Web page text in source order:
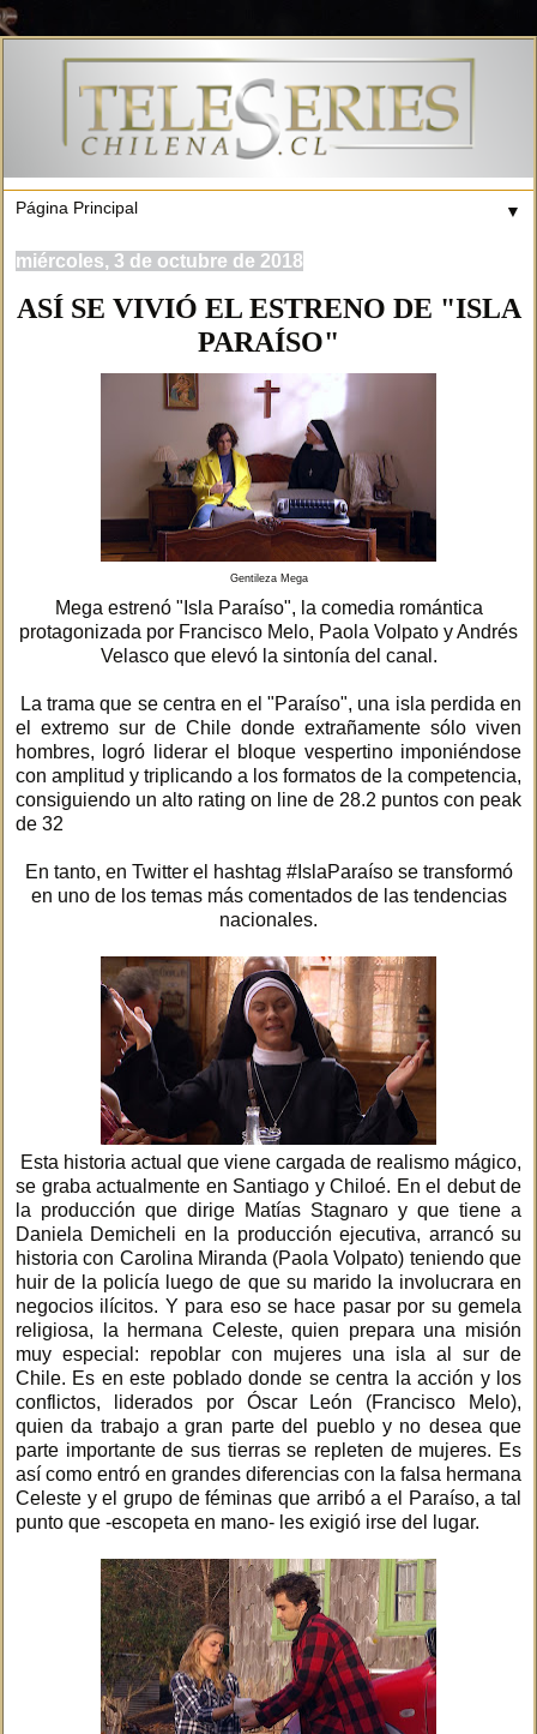
▼
miércoles, 3 de octubre de 2018
ASÍ SE VIVIÓ EL ESTRENO DE "ISLA
PARAÍSO"
Gentileza Mega
Mega estrenó "Isla Paraíso", la comedia romántica
protagonizada por Francisco Melo, Paola Volpato y Andrés
Velasco que elevó la sintonía del canal.
La trama que se centra en el "Paraíso", una isla perdida en
el extremo sur de Chile donde extrañamente sólo viven
hombres, logró liderar el bloque vespertino imponiéndose
con amplitud y triplicando a los formatos de la competencia,
consiguiendo un alto rating on line de 28.2 puntos con peak
de 32
En tanto, en Twitter el hashtag #IslaParaíso se transformó
en uno de los temas más comentados de las tendencias
nacionales.
Esta historia actual que viene cargada de realismo mágico,
se graba actualmente en Santiago y Chiloé. En el debut de
la producción que dirige Matías Stagnaro y que tiene a
Daniela Demicheli en la producción ejecutiva, arrancó su
historia con Carolina Miranda (Paola Volpato) teniendo que
huir de la policía luego de que su marido la involucrara en
negocios ilícitos. Y para eso se hace pasar por su gemela
religiosa, la hermana Celeste, quien prepara una misión
muy especial: repoblar con mujeres una isla al sur de
Chile. Es en este poblado donde se centra la acción y los
conflictos, liderados por Óscar León (Francisco Melo),
quien da trabajo a gran parte del pueblo y no desea que
parte importante de sus tierras se repleten de mujeres. Es
así como entró en grandes diferencias con la falsa hermana
Celeste y el grupo de féminas que arribó a el Paraíso, a tal
punto que -escopeta en mano- les exigió irse del lugar.